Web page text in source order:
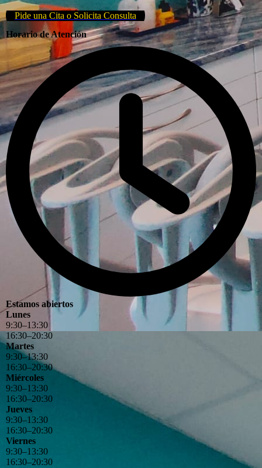
Pide una Cita o Solicita Consulta
Horario de Atención
Estamos abiertos
Lunes
9:30–13:30
16:30–20:30
Martes
9:30–13:30
16:30–20:30
Miércoles
9:30–13:30
16:30–20:30
Jueves
9:30–13:30
16:30–20:30
Viernes
9:30–13:30
16:30–20:30